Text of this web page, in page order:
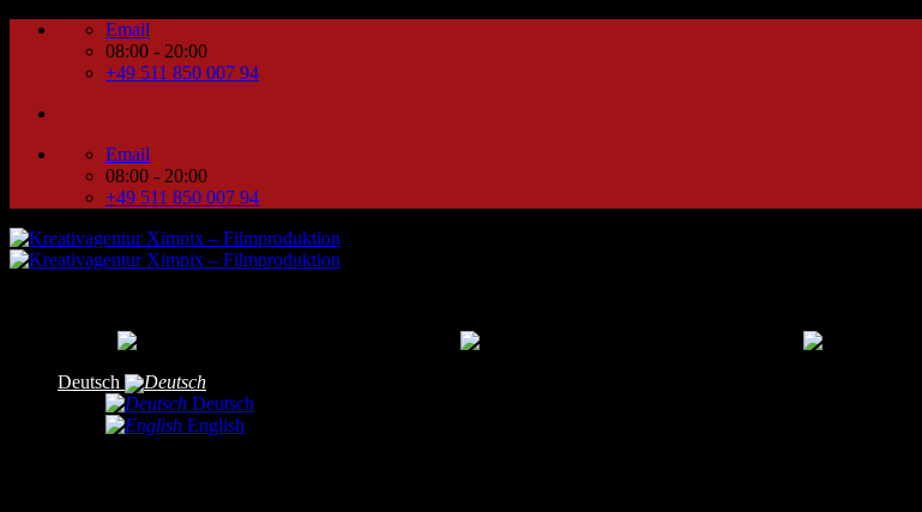
Zum
Email
08:00 - 20:00
+49 511 850 007 94
Email
08:00 - 20:00
+49 511 850 007 94
Deutsch
Deutsch
English